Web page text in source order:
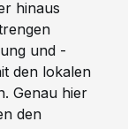
hinaus
und -
den lokalen
Genau hier
den